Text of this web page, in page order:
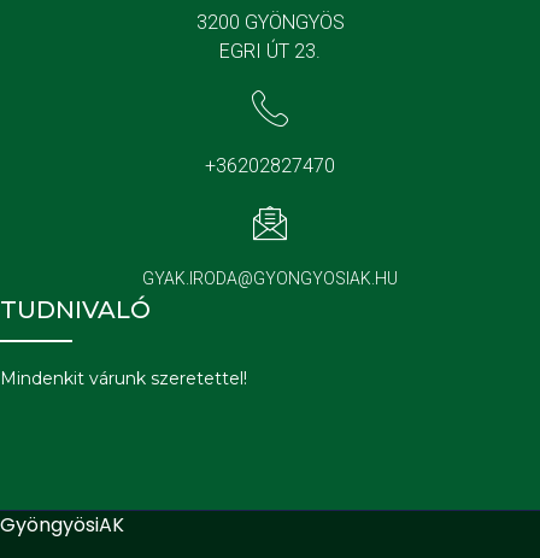
3200 GYÖNGYÖS
EGRI ÚT 23.
+36202827470
GYAK.IRODA@GYONGYOSIAK.HU
TUDNIVALÓ
Mindenkit várunk szeretettel!
GyöngyösiAK